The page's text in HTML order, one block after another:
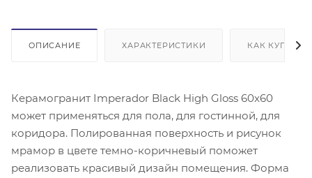
ОПИСАНИЕ ХАРАКТЕРИСТИКИ КАК КУПИТЬ
Керамогранит Imperador Black High Gloss 60x60
может применяться для пола, для гостинной, для
коридора. Полированная поверхность и рисунок
мрамор в цвете темно-коричневый поможет
реализовать красивый дизайн помещения. Форма